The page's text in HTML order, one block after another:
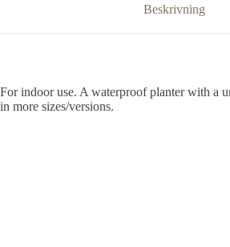
Beskrivning
For indoor use. A waterproof planter with a
in more sizes/versions.